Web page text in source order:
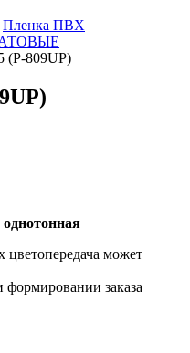
Пленка ПВХ
(P-809UP)
может
заказа